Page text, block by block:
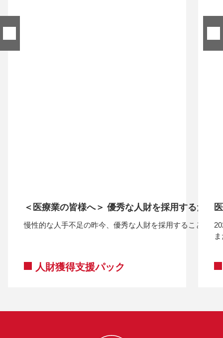
＜医療業の皆様へ＞ 優秀な人財を採用するため
慢性的な人手不足の昨今、優秀な人財を採用することは病
人財獲得支援パック